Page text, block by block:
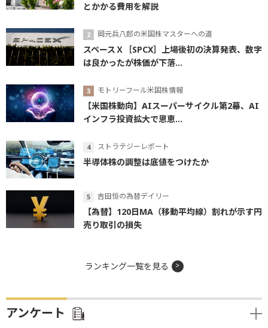
とかかる費用を解説
岡元兵八郎の米国株マスターへの道
スペースＸ［SPCX］上場後初の決算発表、数字
は良かったが株価が下落...
モトリーフール米国株情報
【米国株動向】AIスーパーサイクル第2幕、AI
インフラ投資拡大で恩恵...
ストラテジーレポート
半導体株の調整は底値をつけたか
吉田恒の為替デイリー
【為替】120日MA（移動平均線）割れが示す円
売り取引の損失
ランキング一覧を見る
アンケート